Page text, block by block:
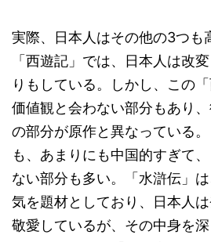
実際、日本人はその他の3つも
「西遊記」では、日本人は改
りもしている。しかし、この
価値観と会わない部分もあり
の部分が原作と異なっている。
も、あまりにも中国的すぎて
ない部分も多い。「水滸伝」
気を題材としており、日本人
敬愛しているが、その中身を